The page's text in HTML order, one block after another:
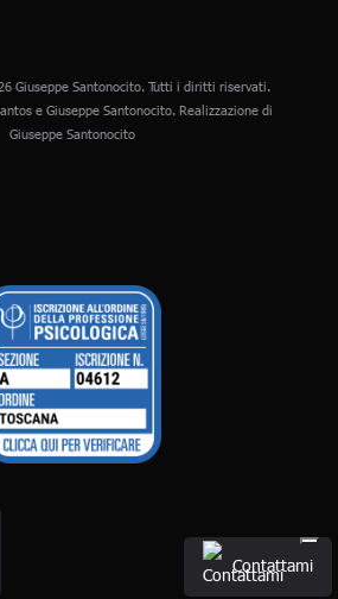
Contattami
Giuseppe Santonocito. Tutti i diritti riservati.
e Giuseppe Santonocito. Realizzazione di
Giuseppe Santonocito